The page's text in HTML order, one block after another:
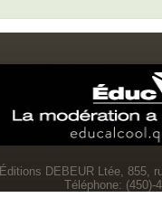
Éditions DEBEUR Ltée, 855,
Téléphone: (450)-